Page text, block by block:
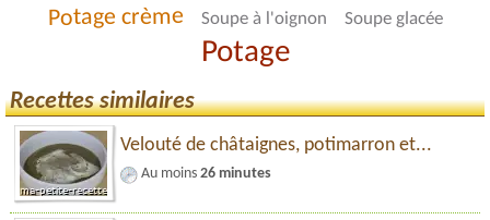
Potage crème Soupe à l'oignon Soupe glacée
Potage
Recettes similaires
Velouté de châtaignes, potimarron et...
Au moins 26 minutes